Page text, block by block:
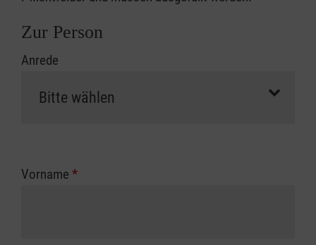
Zur Person
Anrede
Vorname *